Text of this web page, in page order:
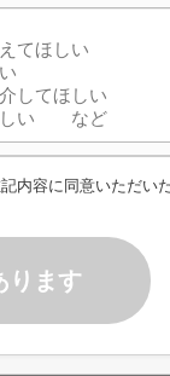
内容に同意いただい
ります